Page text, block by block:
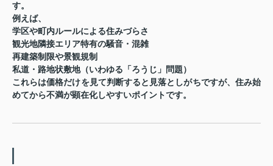
す。
例えば、
学区や町内ルールによる住みづらさ
観光地隣接エリア特有の騒音・混雑
再建築制限や景観規制
私道・路地状敷地（いわゆる「ろうじ」問題）
これらは価格だけを見て判断すると見落としがちですが、 住み始
めてから不満が顕在化しやすいポイントです。